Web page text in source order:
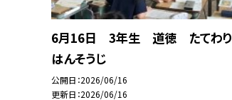
6月16日 3年生 道徳 たてわり
はんそうじ
公開日 2026/06/16
更新日 2026/06/16